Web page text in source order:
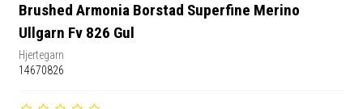
Brushed Armonia Borstad Superfine Merino
Ullgarn Fv 826 Gul
Hjertegarn
14670826